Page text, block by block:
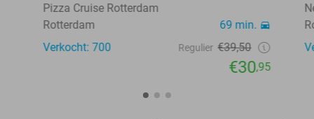
Pizza Cruise Rotterdam
Rotterdam
69 min.
Verkocht: 700
Regulier €39,50
€30,95